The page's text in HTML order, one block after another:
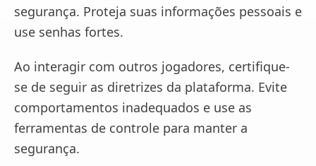
segurança. Proteja suas informações pessoais e
use senhas fortes.
Ao interagir com outros jogadores, certifique-
se de seguir as diretrizes da plataforma. Evite
comportamentos inadequados e use as
ferramentas de controle para manter a
segurança.